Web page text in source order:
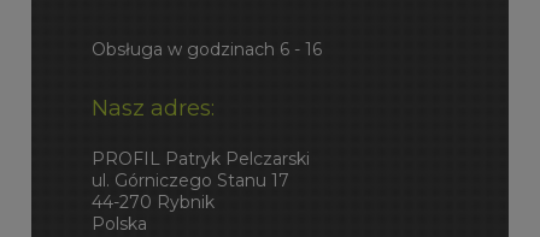
Obsługa w godzinach 6 - 16
Nasz adres:
PROFIL Patryk Pelczarski
ul. Górniczego Stanu 17
44-270 Rybnik
Polska